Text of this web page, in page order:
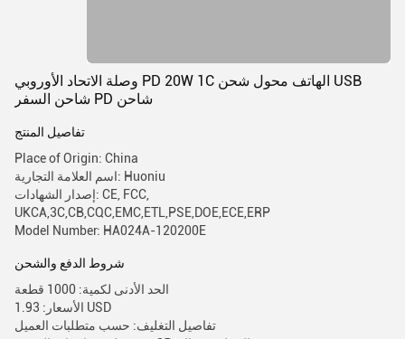
وصلة الاتحاد الأوروبي PD 20W 1C الهاتف محول شحن USB
شاحن السفر PD شاحن
تفاصيل المنتج
Place of Origin: China
اسم العلامة التجارية: Huoniu
إصدار الشهادات: CE, FCC,
UKCA,3C,CB,CQC,EMC,ETL,PSE,DOE,ECE,ERP
Model Number: HA024A-120200E
شروط الدفع والشحن
الحد الأدنى لكمية: 1000 قطعة
الأسعار: 1.93 USD
تفاصيل التغليف: حسب متطلبات العميل